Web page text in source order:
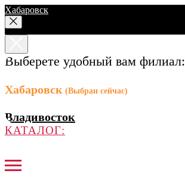
Хабаровск
Выберете удобный вам филиал:
Хабаровск (Выбран сейчас)
Владивосток
КАТАЛОГ: